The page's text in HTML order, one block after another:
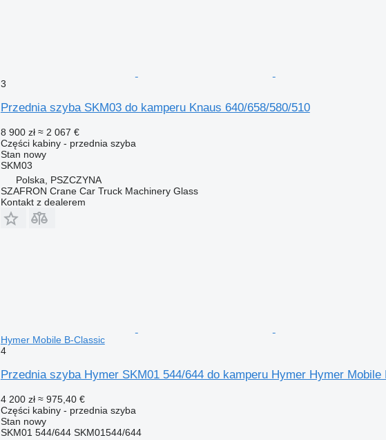
3
Przednia szyba SKM03 do kamperu Knaus 640/658/580/510
8 900 zł ≈ 2 067 €
Części kabiny - przednia szyba
Stan nowy
SKM03
Polska, PSZCZYNA
SZAFRON Crane Car Truck Machinery Glass
Kontakt z dealerem
Hymer Mobile B-Classic
4
Przednia szyba Hymer SKM01 544/644 do kamperu Hymer Hymer Mobile
4 200 zł ≈ 975,40 €
Części kabiny - przednia szyba
Stan nowy
SKM01 544/644 SKM01544/644